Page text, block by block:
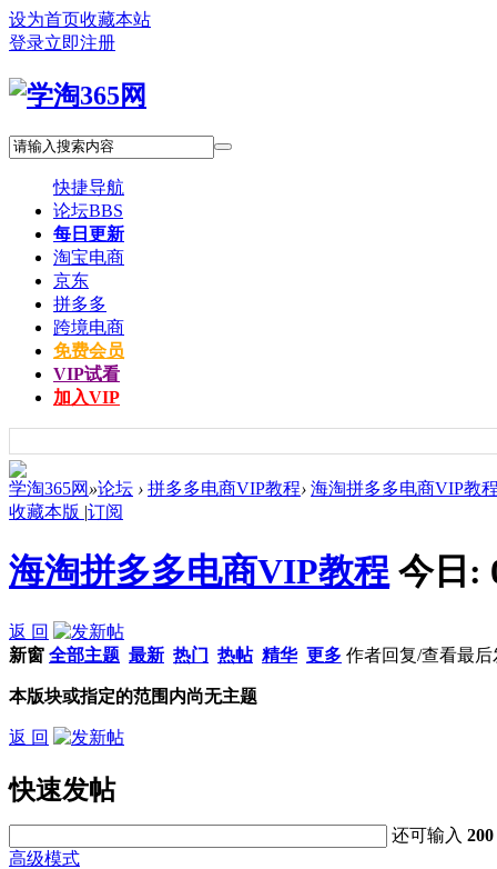
设为首页收藏本站
登录立即注册
快捷导航
论坛BBS
每日更新
淘宝电商
京东
拼多多
跨境电商
免费会员
VIP试看
加入VIP
学淘365网 »论坛 › 拼多多电商VIP教程› 海淘拼多多电商VIP教
收藏本版 |订阅
海淘拼多多电商VIP教程 今日:
返 回
新窗 全部主题 最新 热门 热帖 精华 更多 作者回复/查看最后
本版块或指定的范围内尚无主题
返 回
快速发帖
还可输入200
高级模式